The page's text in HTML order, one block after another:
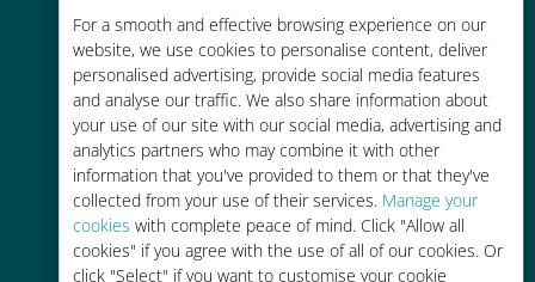
For a smooth and effective browsing experience on our
website, we use cookies to personalise content, deliver
personalised advertising, provide social media features
and analyse our traffic. We also share information about
your use of our site with our social media, advertising and
analytics partners who may combine it with other
information that you've provided to them or that they've
collected from your use of their services. Manage your
cookies with complete peace of mind. Click "Allow all
cookies" if you agree with the use of all of our cookies. Or
click "Select" if you want to customise your cookie
お客様が普段お使いのキャリアでロ
ーミングサービスを使った場合に比
べて最大で90％の節約が可能です。
かんたん追加購入